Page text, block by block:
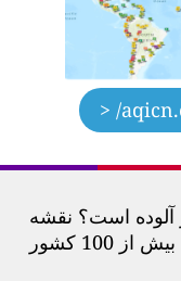
است؟ نقشه
آلودگی هوا در زمان واقعی را برای بیش از 100 کشور